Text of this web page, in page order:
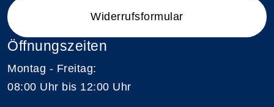
Widerrufsformular
Öffnungszeiten
Montag - Freitag:
08:00 Uhr bis 12:00 Uhr